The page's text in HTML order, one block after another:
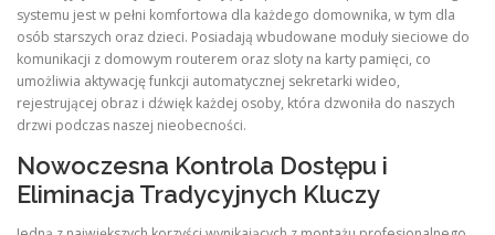
systemu jest w pełni komfortowa dla każdego domownika, w tym dla
osób starszych oraz dzieci. Posiadają wbudowane moduły sieciowe do
komunikacji z domowym routerem oraz sloty na karty pamięci, co
umożliwia aktywację funkcji automatycznej sekretarki wideo,
rejestrującej obraz i dźwięk każdej osoby, która dzwoniła do naszych
drzwi podczas naszej nieobecności.
Nowoczesna Kontrola Dostępu i
Eliminacja Tradycyjnych Kluczy